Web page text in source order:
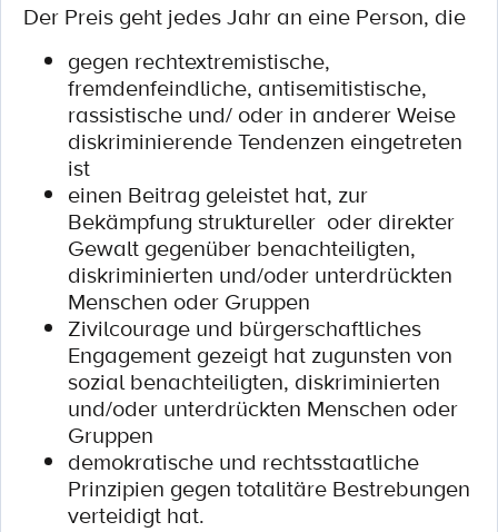
Der Preis geht jedes Jahr an eine Person, die
gegen rechtextremistische,
fremdenfeindliche, antisemitistische,
rassistische und/ oder in anderer Weise
diskriminierende Tendenzen eingetreten
ist
einen Beitrag geleistet hat, zur
Bekämpfung struktureller oder direkter
Gewalt gegenüber benachteiligten,
diskriminierten und/oder unterdrückten
Menschen oder Gruppen
Zivilcourage und bürgerschaftliches
Engagement gezeigt hat zugunsten von
sozial benachteiligten, diskriminierten
und/oder unterdrückten Menschen oder
Gruppen
demokratische und rechtsstaatliche
Prinzipien gegen totalitäre Bestrebungen
verteidigt hat.